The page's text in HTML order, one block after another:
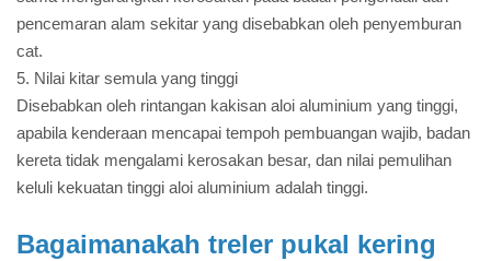
pencemaran alam sekitar yang disebabkan oleh penyemburan
cat.
5. Nilai kitar semula yang tinggi
Disebabkan oleh rintangan kakisan aloi aluminium yang tinggi,
apabila kenderaan mencapai tempoh pembuangan wajib, badan
kereta tidak mengalami kerosakan besar, dan nilai pemulihan
keluli kekuatan tinggi aloi aluminium adalah tinggi.
Bagaimanakah treler pukal kering